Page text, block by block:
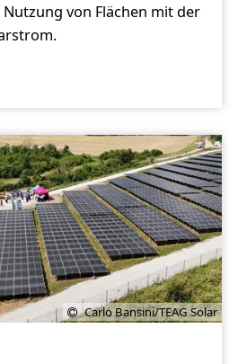
von Flächen mit der
Carlo Bansini/TEAG Solar